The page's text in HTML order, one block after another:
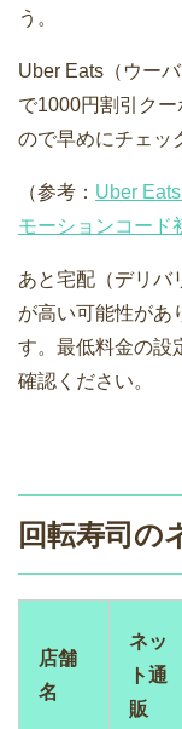
う。
Uber Eats（ウー
で1000円割引ク
ので早めにチェッ
（参考： Uber
モーションコード
あと宅配（デリバ
が高い可能性があ
す。最低料金の設
確認ください。
回転寿司の
店舗
名
ネッ
ト通
販